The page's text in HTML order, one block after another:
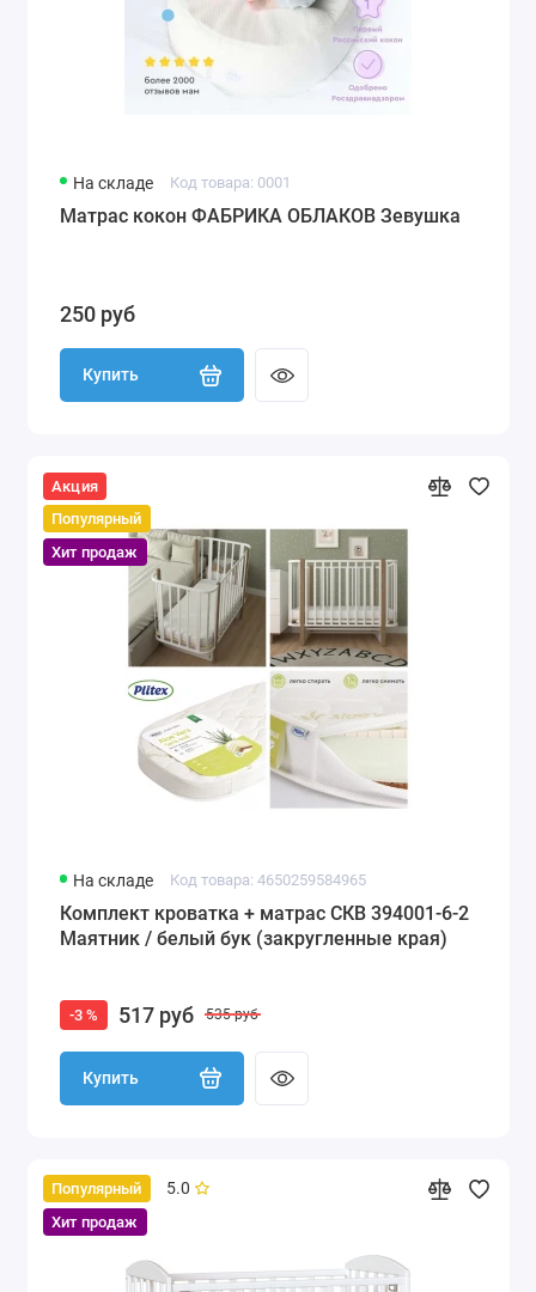
На складе Код товара: 0001
Матрас кокон ФАБРИКА ОБЛАКОВ Зевушка
250 руб
Купить
Акция
Популярный
Хит продаж
На складе Код товара: 4650259584965
Комплект кроватка + матрас СКВ 394001-6-2
Маятник / белый бук (закругленные края)
-3 % 517 руб 535 руб
Купить
Популярный
Хит продаж
5.0